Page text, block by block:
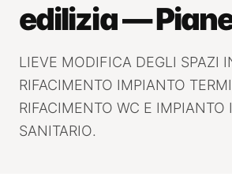
edilizia —
LIEVE MODIFICA DEGLI SPAZI
RIFACIMENTO IMPIANTO
RIFACIMENTO WC E IMPIANTO
SANITARIO.